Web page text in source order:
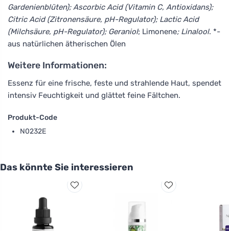
Gardenienblüten); Ascorbic Acid (Vitamin C, Antioxidans);
Citric Acid (Zitronensäure, pH-Regulator); Lactic Acid
(Milchsäure, pH-Regulator); Geraniol; Limonene; Linalool. *-
aus natürlichen ätherischen Ölen
Weitere Informationen:
Essenz für eine frische, feste und strahlende Haut, spendet
intensiv Feuchtigkeit und glättet feine Fältchen.
Produkt-Code
N0232E
Das könnte Sie interessieren